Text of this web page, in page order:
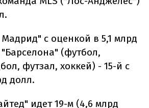
с оценкой в ​​5,1 млрд
(футбол,
футзал, хоккей) - 15-й с
долл.
идет 19-м (4,6 млрд